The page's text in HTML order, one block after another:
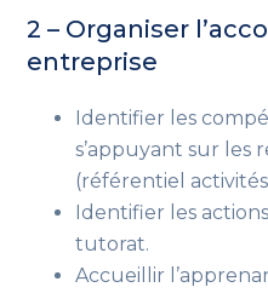
2 – Organiser
entreprise
Identifier les
s’appuyant sur les
(référentiel
Identifier les
tutorat.
Accueillir